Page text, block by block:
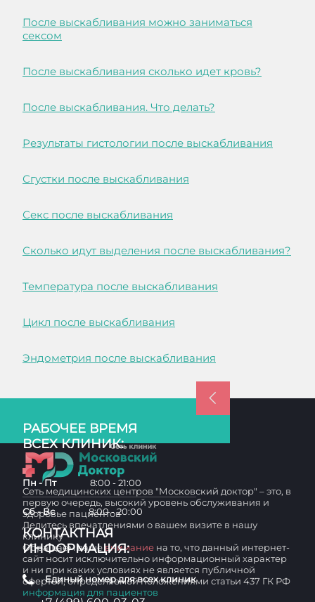
После выскабливания можно заниматься
сексом
После выскабливания сколько идет кровь?
После выскабливания. Что делать?
Результаты гистологии после выскабливания
Сгустки после выскабливания
Секс после выскабливания
Сколько идут выделения после выскабливания?
Температура после выскабливания
Цикл после выскабливания
Эндометрия после выскабливания
РАБОЧЕЕ ВРЕМЯ
ВСЕХ КЛИНИК:
Пн - Пт 8:00 - 21:00
Сб - Вс 8:00 - 20:00
КОНТАКТНАЯ
ИНФОРМАЦИЯ:
Единый номер для всех клиник
Сеть медицинских центров "Московский доктор" – это, в
первую очередь, высокий уровень обслуживания и
здоровье пациентов
Делитесь впечатлениями о вашем визите в нашу
клинику
Обращаем вашевнимание на то, что данный интернет-
сайт носит исключительно информационный характер
и ни при каких условиях не является публичной
офертой, определяемой положениями статьи 437 ГК РФ
информация для пациентов